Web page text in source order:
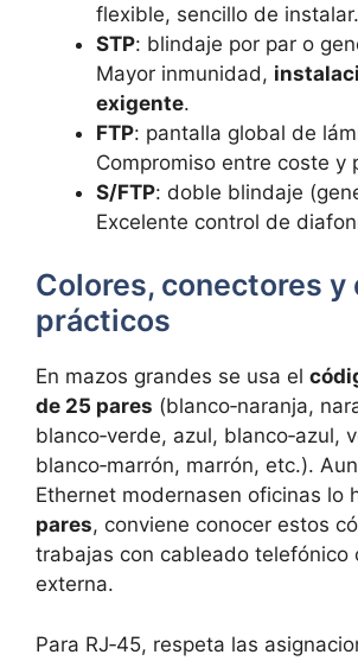
flexible, sencillo de instalar.
STP: blindaje por par o
Mayor inmunidad,
exigente.
FTP: pantalla global de
Compromiso entre coste y
S/FTP: doble blindaje
Excelente control de
Colores, conectores y
prácticos
En mazos grandes se usa el
de 25 pares (blanco‑naranja,
blanco‑verde, azul, blanco‑azul,
blanco‑marrón, marrón, etc.).
Ethernet modernasen oficinas lo
pares, conviene conocer estos
trabajas con cableado telefónico
externa.
Para RJ‑45, respeta las